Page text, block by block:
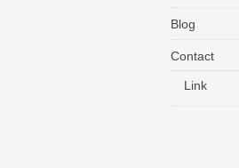
Blog
Contact
Link